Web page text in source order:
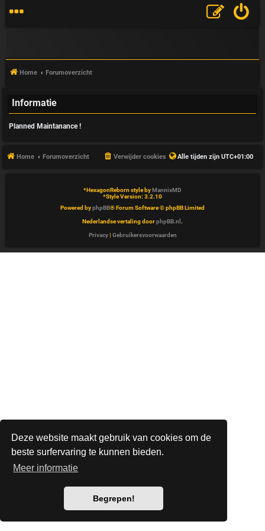
Deze website maakt gebruik van cookies om de
beste surfervaring te kunnen bieden.
Meer informatie
Begrepen!
V
A
Home Forumoverzicht
Informatie
Planned Maintanance !
Home Forumoverzicht Alle tijden zijn UTC+01:00
Verwijder cookies
*HexagonReborn style byMannixMD
*Style Version: 3.2.10
Powered byphpBB® Forum Software © phpBB Limited
Nederlandse vertaling doorphpBB.nl .
Privacy| Gebruikersvoorwaarden